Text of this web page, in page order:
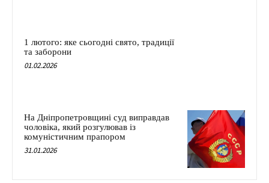
1 лютого: яке сьогодні свято, традиції
та заборони
01.02.2026
На Дніпропетровщині суд виправдав
чоловіка, який розгулював із
комуністичним прапором
31.01.2026